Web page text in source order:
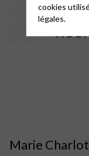
Marie
cookies
légales.